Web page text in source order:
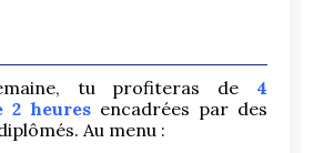
tu profiteras de 4
2 heures encadrées par des
Au menu :